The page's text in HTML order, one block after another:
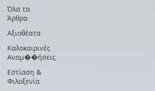
Όλα τα
Άρθρα
Αξιοθέατα
Καλοκαιρινές
Αναμ��ήσεις
Εστίαση &
Φιλοξενία